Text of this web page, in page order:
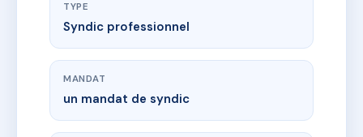
TYPE
Syndic professionnel
MANDAT
un mandat de syndic